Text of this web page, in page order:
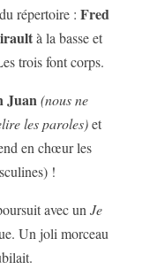
répertoire : Fred
à la basse et
trois font corps.
Juan (nous ne
les paroles)et
en chœur les
!
avec un Je
Un joli morceau